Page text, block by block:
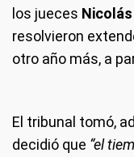
los jueces
resolvieron
otro año más, a
El tribunal tomó,
decidió que “el